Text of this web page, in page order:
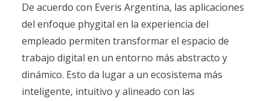
De acuerdo con Everis Argentina, las aplicaciones
del enfoque phygital en la experiencia del
empleado permiten transformar el espacio de
trabajo digital en un entorno más abstracto y
dinámico. Esto da lugar a un ecosistema más
inteligente, intuitivo y alineado con las